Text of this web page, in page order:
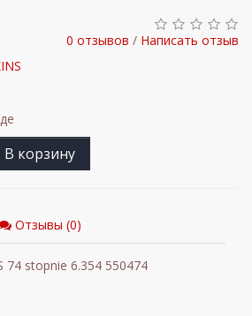
0 отзывов / Написать отзыв
В корзину
Отзывы (0)
74 stopnie 6.354 550474